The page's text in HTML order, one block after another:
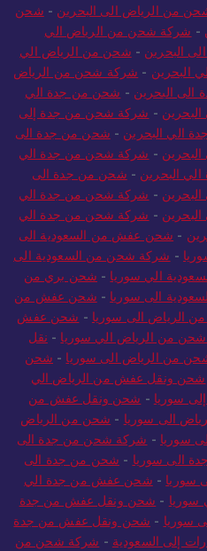
من الرياض الى البحرين - شحن
- شركة شحن من الرياض الي
البحرين - شحن من الرياض الي
البحرين - شركة شحن من الرياض
البحرين - شحن من جدة الي
- شركة شحن من جدة إلى
الي البحرين - شحن من جدة الى
- شركة شحن من جدة الي
البحرين - شحن من جدة الى
- شركة شحن من جدة الي
- شركة شحن من جدة الي
- شحن عفش من السعودية الى
- شركة شحن من السعودية الى
الي سوريا - شحن بري من
الى سوريا - شحن عفش من
الرياض الى سوريا - شحن عفش
من الرياض الي سوريا - نقل
من الرياض الى سوريا - شحن
شحن ونقل عفش من الرياض الي
سوريا - شحن ونقل عفش من
الى سوريا - شحن من الرياض
سوريا - شركة شحن من جدة الى
الى سوريا - شحن من جدة الى
سوريا - شحن عفش من جدة الي
- شحن ونقل عفش من جدة
سوريا - شحن ونقل عفش من جدة
إلى السعودية - شركة شحن من